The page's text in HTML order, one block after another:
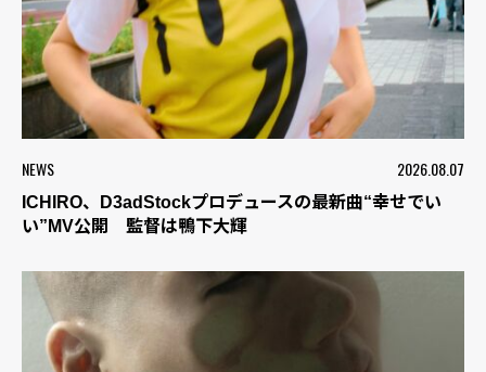
NEWS 2026.08.07
ICHIRO、D3adStockプロデュースの最新曲“幸せでい
い”MV公開 監督は鴨下大輝